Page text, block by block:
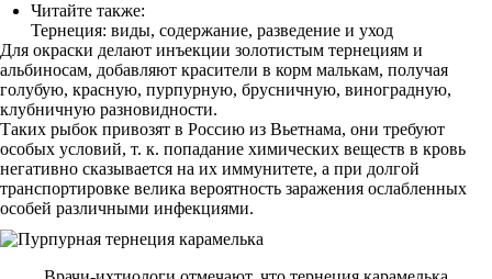
Читайте также:
Тернеция: виды, содержание, разведение и уход
Для окраски делают инъекции золотистым тернециям и
альбиносам, добавляют красители в корм малькам, получая
голубую, красную, пурпурную, брусничную, виноградную,
клубничную разновидности.
Таких рыбок привозят в Россию из Вьетнама, они требуют
особых условий, т. к. попадание химических веществ в кровь
негативно сказывается на их иммунитете, а при долгой
транспортировке велика вероятность заражения ослабленных
особей различными инфекциями.